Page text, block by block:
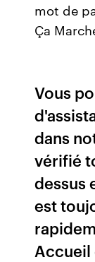
mot de
Ça
Vous
dans
vérifié
dessus
est
Accueil